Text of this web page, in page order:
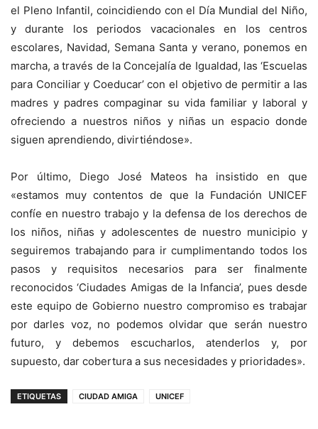
el Pleno Infantil, coincidiendo con el Día Mundial del Niño,
y durante los periodos vacacionales en los centros
escolares, Navidad, Semana Santa y verano, ponemos en
marcha, a través de la Concejalía de Igualdad, las ‘Escuelas
para Conciliar y Coeducar’ con el objetivo de permitir a las
madres y padres compaginar su vida familiar y laboral y
ofreciendo a nuestros niños y niñas un espacio donde
siguen aprendiendo, divirtiéndose».
Por último, Diego José Mateos ha insistido en que
«estamos muy contentos de que la Fundación UNICEF
confíe en nuestro trabajo y la defensa de los derechos de
los niños, niñas y adolescentes de nuestro municipio y
seguiremos trabajando para ir cumplimentando todos los
pasos y requisitos necesarios para ser finalmente
reconocidos ‘Ciudades Amigas de la Infancia’, pues desde
este equipo de Gobierno nuestro compromiso es trabajar
por darles voz, no podemos olvidar que serán nuestro
futuro, y debemos escucharlos, atenderlos y, por
supuesto, dar cobertura a sus necesidades y prioridades».
ETIQUETAS CIUDAD AMIGA UNICEF